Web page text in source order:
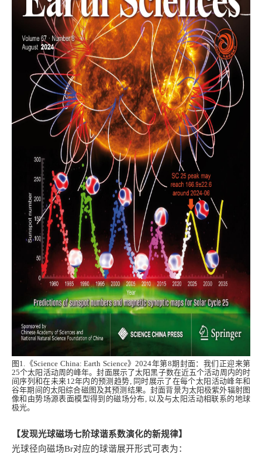
图1.《Science China: Earth Science》2024年第8期封面：我们正迎来第
25个太阳活动周的峰年。封面展示了太阳黑子数在近五个活动周内的时
间序列和在未来12年内的预测趋势, 同时展示了在每个太阳活动峰年和
谷年期间的太阳综合磁图及其预测结果。封面背景为太阳极紫外辐射图
像和由势场源表面模型得到的磁场分布, 以及与太阳活动相联系的地球
极光。
【发现光球磁场七阶球谐系数演化的新规律】
光球径向磁场Br对应的球谐展开形式可表为：